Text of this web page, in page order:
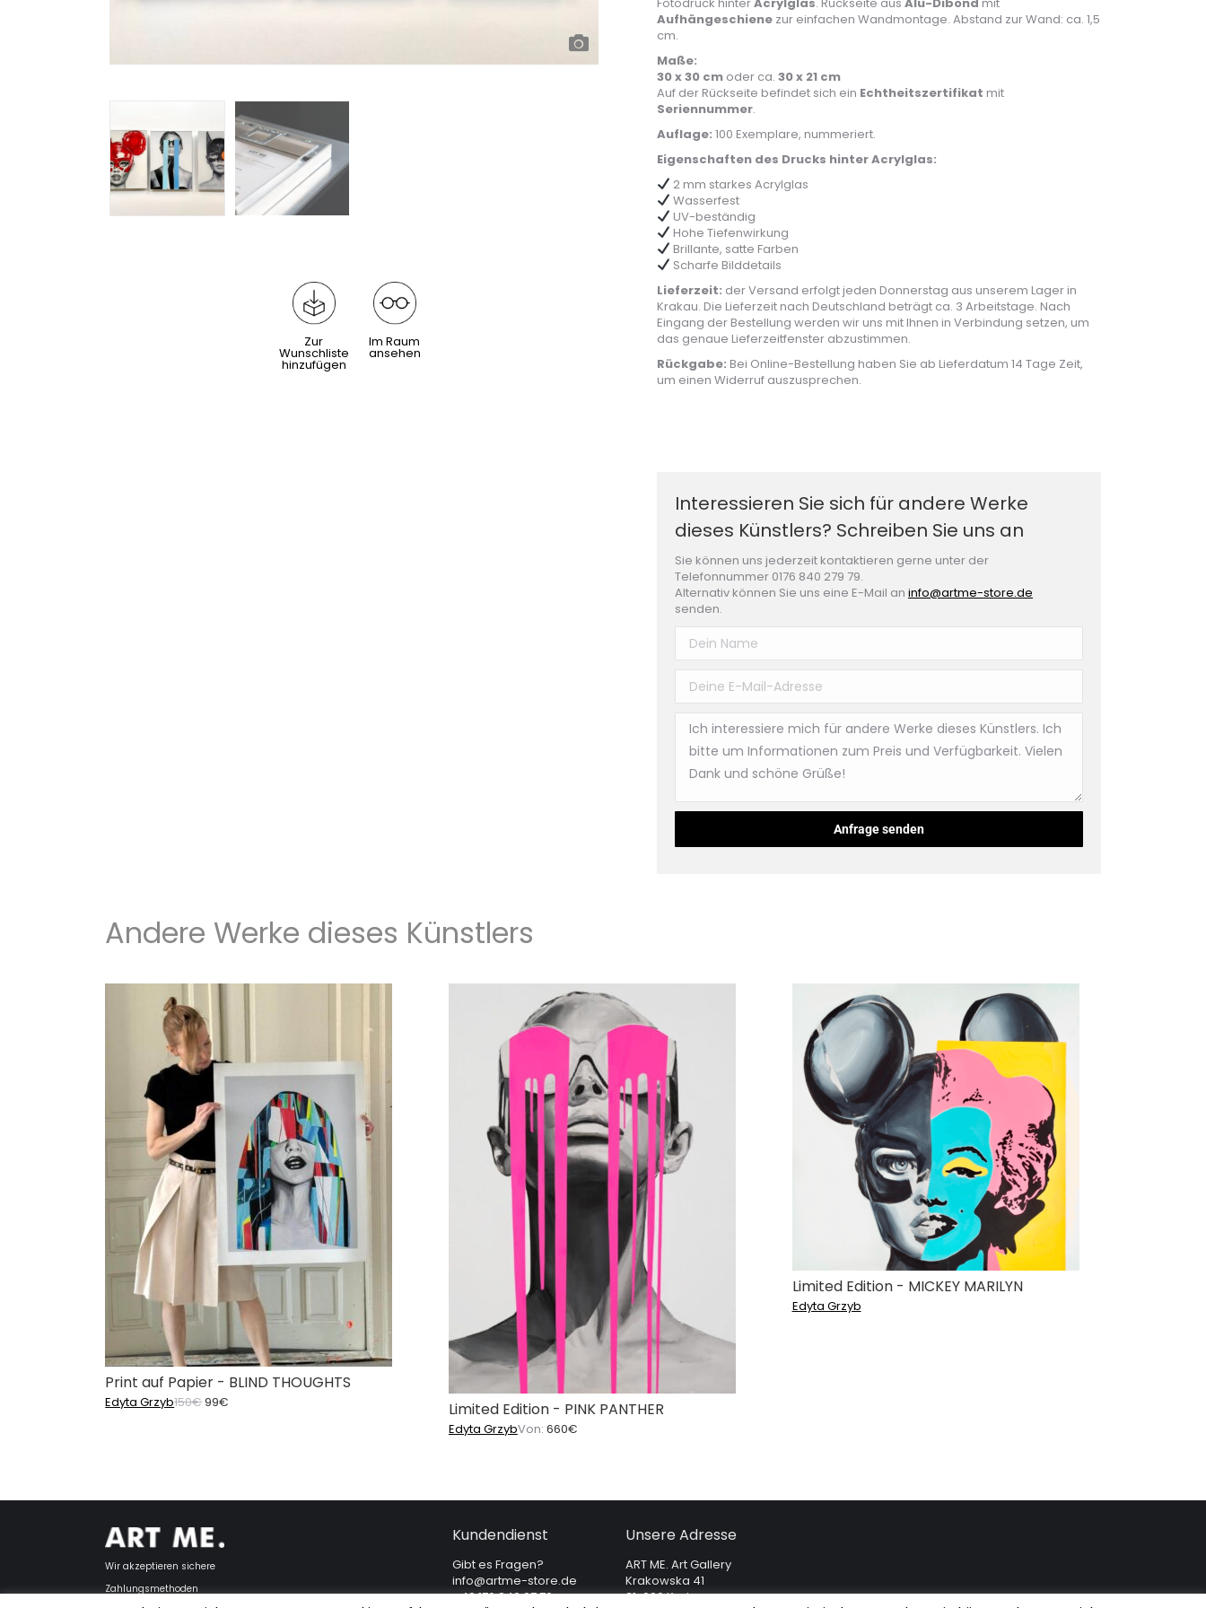
Zur
Wunschliste
hinzufügen
Im Raum
ansehen
Aufhängeschiene zur einfachen Wandmontage. Abstand zur Wand: ca. 1,5
cm.
Maße:
30 x 30 cm oder ca. 30 x 21 cm
Auf der Rückseite befindet sich ein Echtheitszertifikat mit
Seriennummer.
Auflage: 100 Exemplare, nummeriert.
Eigenschaften des Drucks hinter Acrylglas:
2 mm starkes Acrylglas
Wasserfest
UV-beständig
Hohe Tiefenwirkung
Brillante, satte Farben
Scharfe Bilddetails
Lieferzeit: der Versand erfolgt jeden Donnerstag aus unserem Lager in
Krakau. Die Lieferzeit nach Deutschland beträgt ca. 3 Arbeitstage. Nach
Eingang der Bestellung werden wir uns mit Ihnen in Verbindung setzen, um
das genaue Lieferzeitfenster abzustimmen.
Rückgabe: Bei Online-Bestellung haben Sie ab Lieferdatum 14 Tage Zeit,
um einen Widerruf auszusprechen.
Interessieren Sie sich für andere Werke
dieses Künstlers? Schreiben Sie uns an
Sie können uns jederzeit kontaktieren gerne unter der
Telefonnummer 0176 840 279 79.
Alternativ können Sie uns eine E-Mail an info@artme-store.de
senden.
Andere Werke dieses Künstlers
Print auf Papier - BLIND THOUGHTS
Edyta Grzyb150€Ursprünglicher
99€ Limited Edition - PINK PANTHER
Edyta GrzybVon: 660€
Limited Edition - MICKEY MARILYN
Edyta Grzyb
Wir akzeptieren sichere
Zahlungsmethoden
Kundendienst
Gibt es Fragen?
info@artme-store.de
+49 176 840 27 79
Unsere Adresse
ART ME. Art Gallery
Krakowska 41
31-066 Krakau